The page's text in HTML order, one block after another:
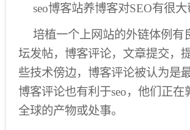
seo博客站养博客对SEO有很大
培植一个上网站的外链体例有
坛发帖，博客评论，文章提交，
些技术傍边，博客评论被认为是
博客评论也有利于seo，他们正
全球的产物或处事。